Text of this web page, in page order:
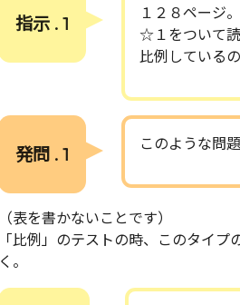
指示 . 1
１２８ページ
☆１をついて読
比例している
発問 . 1 このような問
（表を書かないことです）
「比例」のテストの時、このタイ
く。